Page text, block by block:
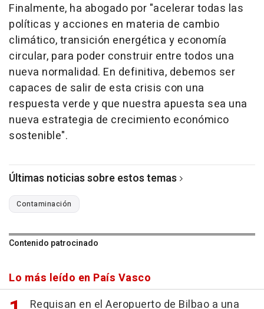
Finalmente, ha abogado por "acelerar todas las
políticas y acciones en materia de cambio
climático, transición energética y economía
circular, para poder construir entre todos una
nueva normalidad. En definitiva, debemos ser
capaces de salir de esta crisis con una
respuesta verde y que nuestra apuesta sea una
nueva estrategia de crecimiento económico
sostenible".
Últimas noticias sobre estos temas
Contaminación
Contenido patrocinado
Lo más leído en País Vasco
Requisan en el Aeropuerto de Bilbao a una